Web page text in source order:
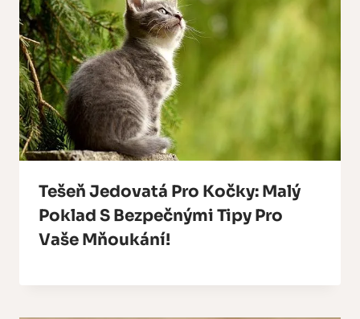
Tešeň Jedovatá Pro Kočky: Malý
Poklad S Bezpečnými Tipy Pro
Vaše Mňoukání!